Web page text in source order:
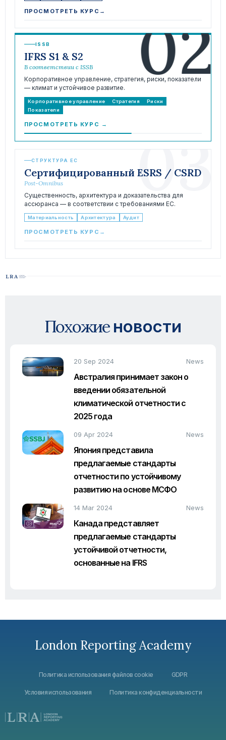
ПРОСМОТРЕТЬ КУРС → 02
ISSB
IFRS S1 & S2
В соответствии с ISSB
Корпоративное управление, стратегия, риски, показатели
— климат и устойчивое развитие.
Корпоративное управление Стратегия
Риски
Показатели
ПРОСМОТРЕТЬ КУРС → 03
СТРУКТУРА ЕС
Сертифицированный ESRS / CSRD
Post-Omnibus
Существенность, архитектура и доказательства для
ассюранса — в соответствии с требованиями ЕС.
Материальность Архитектура Аудит
ПРОСМОТРЕТЬ КУРС →
Похожие новости
20 Sep 2024 News
Австралия принимает закон о
введении обязательной
климатической отчетности с
2025 года
09 Apr 2024 News
Япония представила
предлагаемые стандарты
отчетности по устойчивому
развитию на основе МСФО
14 Mar 2024 News
Канада представляет
предлагаемые стандарты
устойчивой отчетности,
основанные на IFRS
London Reporting Academy
Политика использования файлов cookie GDPR
Условия использования Политика конфиденциальности